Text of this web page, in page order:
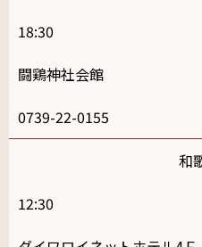
18:30
闘鶏神社会館
0739-22-0155
和
12:30